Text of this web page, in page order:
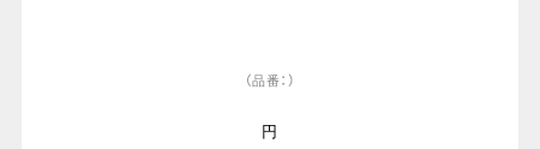
（品番：）
円